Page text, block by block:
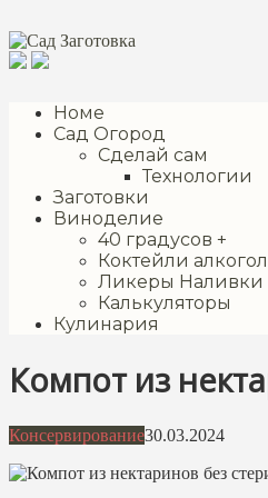
к
контенту
Номе
Сад Огород
Сделай сам
Технологии
Заготовки
Виноделие
40 градусов +
Коктейли
Ликеры Наливки
Калькуляторы
Кулинария
Компот из
Консервирование30.03.2024